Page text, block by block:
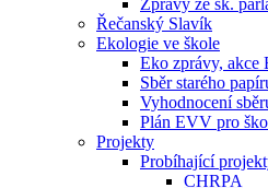
Zprávy ze šk.
Řečanský Slavík
Ekologie ve škole
Eko zprávy, akce
Sběr starého
Vyhodnocení
Plán EVV pro
Projekty
Probíhající
CHRPA